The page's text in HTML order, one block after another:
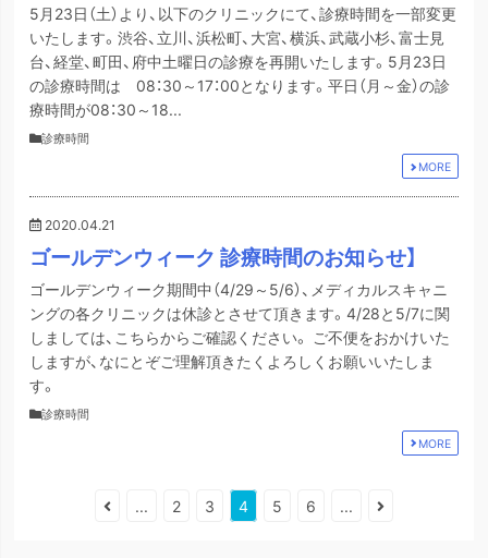
5月23日（土）より、以下のクリニックにて、診療時間を一部変更
いたします。渋谷、立川、浜松町、大宮、横浜、武蔵小杉、富士見
台、経堂、町田、府中土曜日の診療を再開いたします。5月23日
の診療時間は 08：30～17：00となります。平日（月～金）の診
療時間が08：30～18...
診療時間
MORE
2020.04.21
ゴールデンウィーク 診療時間のお知らせ】
ゴールデンウィーク期間中（4/29～5/6）、メディカルスキャニ
ングの各クリニックは休診とさせて頂きます。4/28と5/7に関
しましては、こちらからご確認ください。 ご不便をおかけいた
しますが、なにとぞご理解頂きたくよろしくお願いいたしま
す。
診療時間
MORE
... 2 3 4 5 6 ...